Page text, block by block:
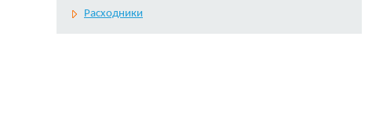
Расходники